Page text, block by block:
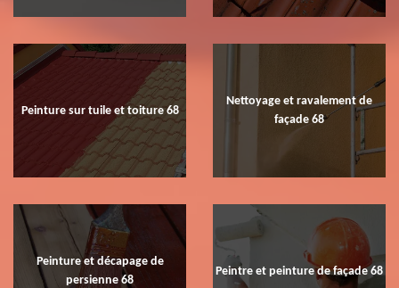
Peinture sur tuile et toiture 68
Nettoyage et ravalement de
façade 68
Peinture et décapage de
persienne 68
Peintre et peinture de façade 68